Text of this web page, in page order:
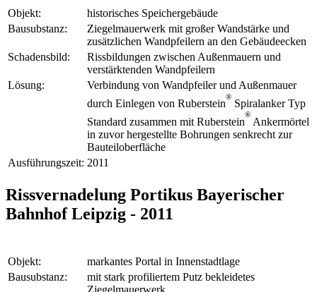
Objekt:
historisches Speichergebäude
Bausubstanz:
Ziegelmauerwerk mit großer Wandstärke und
zusätzlichen Wandpfeilern an den Gebäudeecken
Schadensbild:
Rissbildungen zwischen Außenmauern und
verstärktenden Wandpfeilern
Lösung:
Verbindung von Wandpfeiler und Außenmauer
durch Einlegen von Ruberstein
®
Spiralanker Typ
Standard zusammen mit Ruberstein
®
Ankermörtel
in zuvor hergestellte Bohrungen senkrecht zur
Bauteiloberfläche
Ausführungszeit: 2011
Rissvernadelung Portikus Bayerischer
Bahnhof Leipzig - 2011
Objekt:
markantes Portal in Innenstadtlage
Bausubstanz:
mit stark profiliertem Putz bekleidetes
Ziegelmauerwerk